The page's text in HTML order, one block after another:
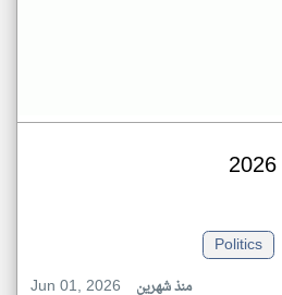
Politics
Jun 01, 2026
منذ شهرين